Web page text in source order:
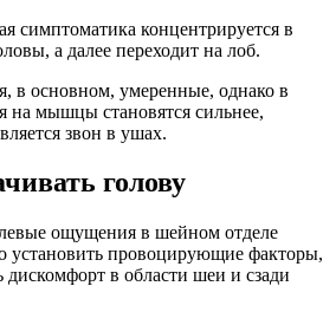
симптоматика концентрируется в
а далее переходит на лоб.
в основном, умеренные, однако в
на мышцы становятся сильнее,
звон в ушах.
голову
ощущения в шейном отделе
установить провоцирующие факторы,
дискомфорт в области шеи и сзади